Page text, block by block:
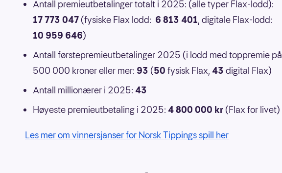
Antall premieutbetalinger totalt i 2025: (alle typer Flax-lodd):
17 773 047 (fysiske Flax lodd: 6 813 401, digitale Flax-lodd:
10 959 646)
Antall førstepremieutbetalinger 2025 (i lodd med toppremie på
500 000 kroner eller mer: 93 (50 fysisk Flax, 43 digital Flax)
Antall millionærer i 2025: 43
Høyeste premieutbetaling i 2025: 4 800 000 kr (Flax for livet)
Les mer om vinnersjanser for Norsk Tippings spill her